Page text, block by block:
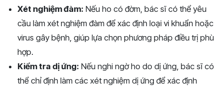
Xét nghiệm đàm: Nếu ho có đờm, bác sĩ có thể yêu
cầu làm xét nghiệm đàm để xác định loại vi khuẩn hoặc
virus gây bệnh, giúp lựa chọn phương pháp điều trị phù
hợp.
Kiểm tra dị ứng: Nếu nghi ngờ ho do dị ứng, bác sĩ có
thể chỉ định làm các xét nghiệm dị ứng để xác định